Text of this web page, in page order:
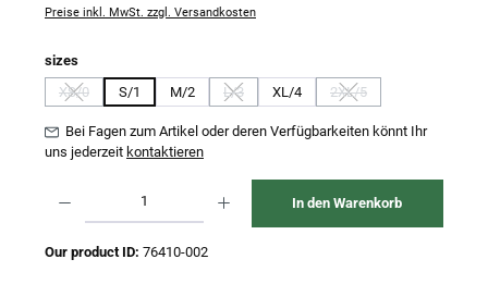
Preise inkl. MwSt. zzgl. Versandkosten
sizesauswählen
XS/0
(Diese Option ist zurzeit nicht verfügbar.)
S/1 M/2 L/3
(Diese Option ist zurzeit nicht verfügbar.)
XL/4 2XL/5
(Diese Option ist zurzeit
Bei Fagen zum Artikel oder deren Verfügbarkeiten könnt Ihr
uns jederzeit kontaktieren
In den Warenkorb
Our product ID: 76410-002